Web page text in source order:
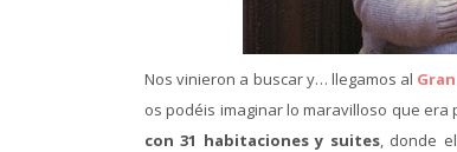
Nos vinieron a buscar y… llegamos al
os podéis imaginar lo maravilloso que
con 31 habitaciones y suites, donde